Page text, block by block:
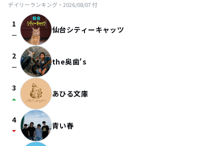
デイリーランキング・ 2026/08/07付
1
check_indeterminate_small 仙台シティーキャッツ
2
check_indeterminate_small the奥歯's
3
arrow_drop_up あひる文庫
4
arrow_drop_down 青い春